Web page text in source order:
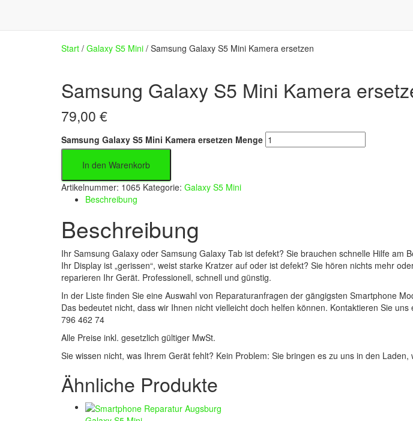
Start / Galaxy S5 Mini / Samsung Galaxy S5 Mini Kamera ersetzen
Samsung Galaxy S5 Mini Kamera
79,00 €
Samsung Galaxy S5 Mini Kamera ersetzen Menge
In den Warenkorb
Artikelnummer: 1065 Kategorie: Galaxy S5 Mini
Beschreibung
Beschreibung
Ihr Samsung Galaxy oder Samsung Galaxy Tab ist defekt? Sie brauchen schnelle Hilfe
Ihr Display ist „gerissen“, weist starke Kratzer auf oder ist defekt? Sie hören nichts mehr
reparieren Ihr Gerät. Professionell, schnell und günstig.
In der Liste finden Sie eine Auswahl von Reparaturanfragen der gängigsten Smartphone
Das bedeutet nicht, dass wir Ihnen nicht vielleicht doch helfen können. Kontaktieren Sie uns
796 462 74
Alle Preise inkl. gesetzlich gültiger MwSt.
Sie wissen nicht, was Ihrem Gerät fehlt? Kein Problem: Sie bringen es zu uns in den
Ähnliche Produkte